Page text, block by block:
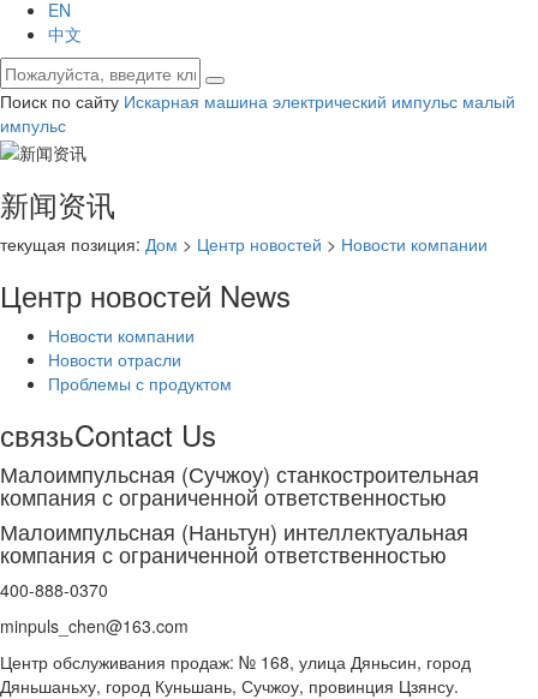
EN
中文
Поиск по сайту Искарная машина электрический импульс малый
импульс
新闻资讯
текущая позиция: Дом > Центр новостей > Новости компании
Центр новостей News
Новости компании
Новости отрасли
Проблемы с продуктом
связьContact Us
Малоимпульсная (Сучжоу) станкостроительная
компания с ограниченной ответственностью
Малоимпульсная (Наньтун) интеллектуальная
компания с ограниченной ответственностью
400-888-0370
minpuls_chen@163.com
Центр обслуживания продаж: № 168, улица Дяньсин, город
Дяньшаньху, город Куньшань, Сучжоу, провинция Цзянсу.